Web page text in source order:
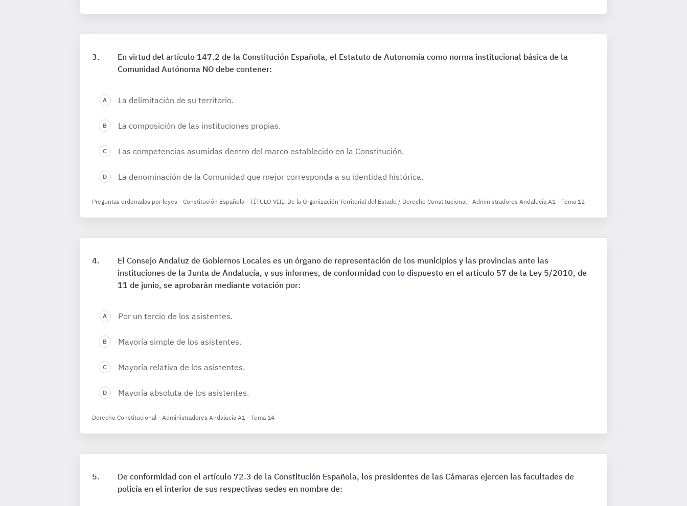
En virtud del artículo 147.2 de la Constitución Española, el Estatuto de Autonomía como norma institucional básica de la
Comunidad Autónoma NO debe contener:
La delimitación de su territorio.
La composición de las instituciones propias.
Las competencias asumidas dentro del marco establecido en la Constitución.
La denominación de la Comunidad que mejor corresponda a su identidad histórica.
Preguntas ordenadas por leyes - Constitución Española - TÍTULO VIII. De la Organización Territorial del Estado / Derecho Constitucional - Administradores Andalucía A1 - Tema 12
El Consejo Andaluz de Gobiernos Locales es un órgano de representación de los municipios y las provincias ante las
instituciones de la Junta de Andalucía, y sus informes, de conformidad con lo dispuesto en el artículo 57 de la Ley 5/2010, de
11 de junio, se aprobarán mediante votación por:
Por un tercio de los asistentes.
Mayoría simple de los asistentes.
Mayoría relativa de los asistentes.
Mayoría absoluta de los asistentes.
Derecho Constitucional - Administradores Andalucía A1 - Tema 14
De conformidad con el artículo 72.3 de la Constitución Española, los presidentes de las Cámaras ejercen las facultades de
policía en el interior de sus respectivas sedes en nombre de: